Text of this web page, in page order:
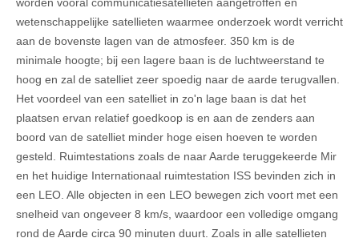
wetenschappelijke satellieten waarmee onderzoek wordt verricht
aan de bovenste lagen van de atmosfeer. 350 km is de
minimale hoogte; bij een lagere baan is de luchtweerstand te
hoog en zal de satelliet zeer spoedig naar de aarde terugvallen.
Het voordeel van een satelliet in zo'n lage baan is dat het
plaatsen ervan relatief goedkoop is en aan de zenders aan
boord van de satelliet minder hoge eisen hoeven te worden
gesteld. Ruimtestations zoals de naar Aarde teruggekeerde Mir
en het huidige Internationaal ruimtestation ISS bevinden zich in
een LEO. Alle objecten in een LEO bewegen zich voort met een
snelheid van ongeveer 8 km/s, waardoor een volledige omgang
rond de Aarde circa 90 minuten duurt. Zoals in alle satellieten